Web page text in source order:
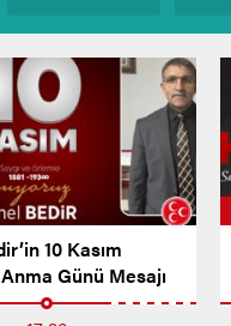
10 Kasım
Günü Mesajı